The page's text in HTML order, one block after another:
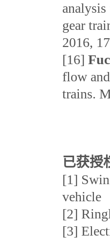
gear
2016,
[16]
flow
trains.
已获授
[1]
vehicle
[2]
[3]